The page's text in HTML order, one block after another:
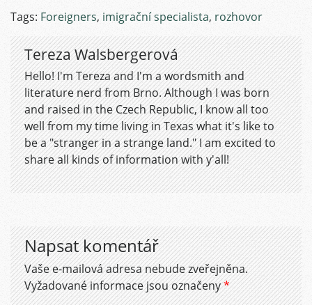
Tags: Foreigners, imigrační specialista, rozhovor
Tereza Walsbergerová
Hello! I'm Tereza and I'm a wordsmith and
literature nerd from Brno. Although I was born
and raised in the Czech Republic, I know all too
well from my time living in Texas what it's like to
be a "stranger in a strange land." I am excited to
share all kinds of information with y'all!
Napsat komentář
Vaše e-mailová adresa nebude zveřejněna.
Vyžadované informace jsou označeny*